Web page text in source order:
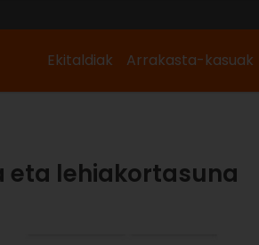
Ekitaldiak Arrakasta-kasuak
eta lehiakortasuna